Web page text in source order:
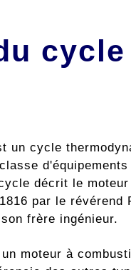
un cycle
décrit le
par le révérend
frère ingénieur.
moteur à